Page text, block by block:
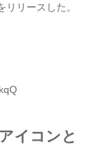
リースした。
イコンと